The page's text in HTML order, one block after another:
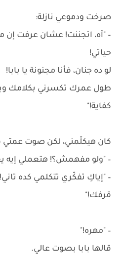
صرخت ودموعي نازلة:
– "آه، اتجننت! عشان عرفت إن
حياتي!
لو ده جنان، فأنا مجنونة يا بابا!
طول عمرك تكسرني بكلامك
كفاية!"
كان هيكلّمني، لكن صوت عمتي
– "ولو مفهمش؟! هتعملي إيه
– "إياكِ تفكّري تتكلمي كده
قرفك!"
– "مهره!"
قالها بابا بصوت عالي.